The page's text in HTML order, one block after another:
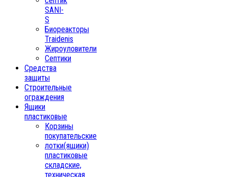
SANI-
S
Биореакторы
Traidenis
Жироуловители
Септики
Средства
защиты
Строительные
ограждения
Ящики
пластиковые
Корзины
покупательские
лотки(ящики)
пластиковые
складские,
техническая